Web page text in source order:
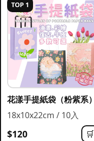
TOP 1
花漾手提紙袋（粉紫系）
18x10x22cm / 10入
$120 🛒